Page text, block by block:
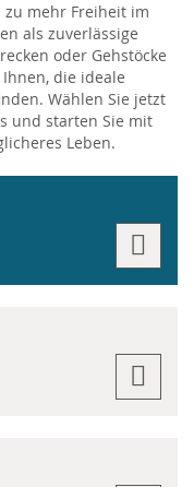
mehr Freiheit im
als zuverlässige
oder Gehstöcke
die ideale
Wählen Sie jetzt
und starten Sie mit
Leben.